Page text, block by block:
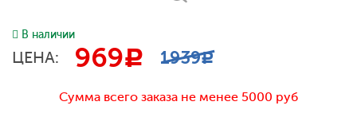
В наличии
ЦЕНА: 969c 1939c
Сумма всего заказа не менее 5000 руб